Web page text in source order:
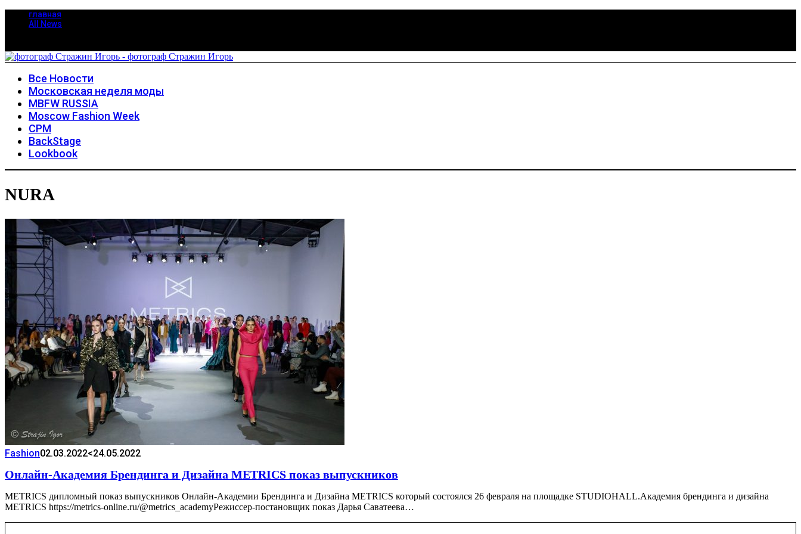
главная
All News
Все Новости
Московская неделя моды
MBFW RUSSIA
Moscow Fashion Week
CPM
BackStage
Lookbook
NURA
Fashion02.03.2022<24.05.2022
Онлайн-Академия Брендинга и Дизайна METRICS показ выпускников
METRICS дипломный показ выпускников Онлайн-Академии Брендинга и Дизайна METRICS который состоялся 26 февраля на площадке STUDIOHALL.Академия брендинга и дизайна
METRICS https://metrics-online.ru/@metrics_academyРежиссер-постановщик показ Дарья Саватеева…